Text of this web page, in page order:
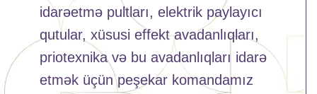
idarəetmə pultları, elektrik paylayıcı
qutular, xüsusi effekt avadanlıqları,
priotexnika və bu avadanlıqları idarə
etmək üçün peşekar komandamız